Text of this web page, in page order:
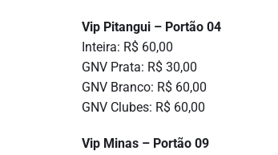
Vip Pitangui – Portão 04
Inteira: R$ 60,00
GNV Prata: R$ 30,00
GNV Branco: R$ 60,00
GNV Clubes: R$ 60,00
Vip Minas – Portão 09